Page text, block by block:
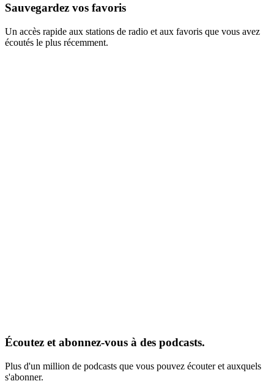
Sauvegardez vos favoris
Un accès rapide aux stations de radio et aux favoris que vous avez
écoutés le plus récemment.
Écoutez et abonnez-vous à des podcasts.
Plus d'un million de podcasts que vous pouvez écouter et auxquels
s'abonner.